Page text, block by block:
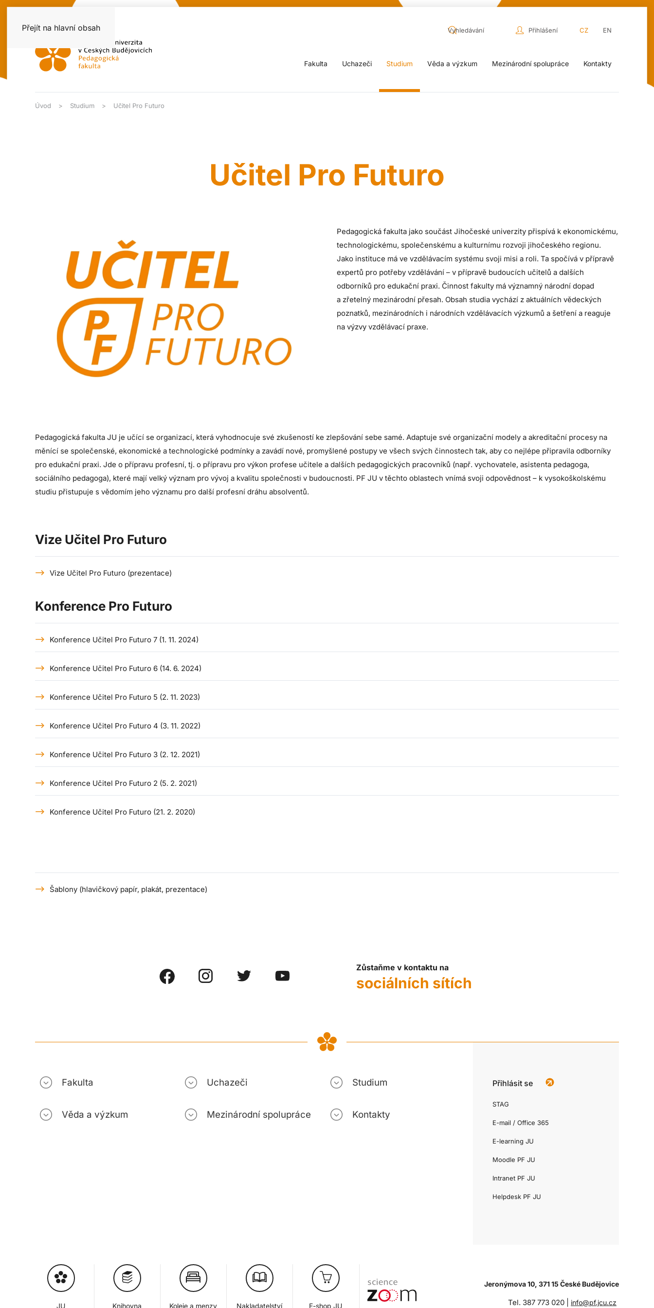
Přejít na hlavní obsah Přihlášení CZ EN
Fakulta Uchazeči Studium Věda a výzkum Mezinárodní spolupráce Kontakty
Úvod Studium Učitel Pro Futuro
Učitel Pro Futuro
Pedagogická fakulta jako součást Jihočeské univerzity přispívá k ekonomickému,
technologickému, společenskému a kulturnímu rozvoji jihočeského regionu.
Jako instituce má ve vzdělávacím systému svoji misi a roli. Ta spočívá v přípravě
expertů pro potřeby vzdělávání – v přípravě budoucích učitelů a dalších
odborníků pro edukační praxi. Činnost fakulty má významný národní dopad
a zřetelný mezinárodní přesah. Obsah studia vychází z aktuálních vědeckých
poznatků, mezinárodních i národních vzdělávacích výzkumů a šetření a reaguje
na výzvy vzdělávací praxe.
Pedagogická fakulta JU je učící se organizací, která vyhodnocuje své zkušeností ke zlepšování sebe samé. Adaptuje své organizační modely a akreditační procesy na
měnící se společenské, ekonomické a technologické podmínky a zavádí nové, promyšlené postupy ve všech svých činnostech tak, aby co nejlépe připravila odborníky
pro edukační praxi. Jde o přípravu profesní, tj. o přípravu pro výkon profese učitele a dalších pedagogických pracovníků (např. vychovatele, asistenta pedagoga,
sociálního pedagoga), které mají velký význam pro vývoj a kvalitu společnosti v budoucnosti. PF JU v těchto oblastech vnímá svoji odpovědnost – k vysokoškolskému
studiu přistupuje s vědomím jeho významu pro další profesní dráhu absolventů.
Vize Učitel Pro Futuro
Vize Učitel Pro Futuro (prezentace)
Konference Pro Futuro
Konference Učitel Pro Futuro 7 (1. 11. 2024)
Konference Učitel Pro Futuro 6 (14. 6. 2024)
Konference Učitel Pro Futuro 5 (2. 11. 2023)
Konference Učitel Pro Futuro 4 (3. 11. 2022)
Konference Učitel Pro Futuro 3 (2. 12. 2021)
Konference Učitel Pro Futuro 2 (5. 2. 2021)
Konference Učitel Pro Futuro (21. 2. 2020)
Šablony (hlavičkový papír, plakát, prezentace)
Zůstaňme v kontaktu na
sociálních sítích
Fakulta Uchazeči Studium
Věda a výzkum Mezinárodní spolupráce Kontakty
Přihlásit se
STAG
E-mail / Office 365
E-learning JU
Moodle PF JU
Intranet PF JU
Helpdesk PF JU
JU Knihovna Koleje a menzy Nakladatelství E-shop JU
Jeronýmova 10, 371 15 České Budějovice
Tel. 387 773 020 | info@pf.jcu.cz